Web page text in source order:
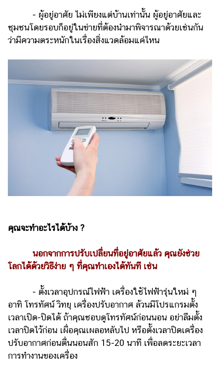
- ผู้อยู่อาศัย ไม่เพียงแต่บ้านเท่านั้น ผู้อยู่อาศัยและ
ชุมชนโดยรอบก็อยู่ในข่ายที่ต้องนำมาพิจารณาด้วยเช่นกัน
ว่ามีความตระหนักในเรื่องสิ่งแวดล้อมแค่ไหน
คุณจะทำอะไรได้บ้าง ?
นอกจากการปรับเปลี่ยนที่อยู่อาศัยแล้ว คุณยังช่วย
โลกได้ด้วยวิธีง่าย ๆ ที่คุณทำเองได้ทันที เช่น
- ตั้งเวลาอุปกรณ์ไฟฟ้า เครื่องใช้ไฟฟ้ารุ่นใหม่ ๆ
อาทิ โทรทัศน์ วิทยุ เครื่องปรับอากาศ ล้วนมีโปรแกรมตั้ง
เวลาเปิด-ปิดได้ ถ้าคุณชอบดูโทรทัศน์ก่อนนอน อย่าลืมตั้ง
เวลาปิดไว้ก่อน เผื่อคุณเผลอหลับไป หรือตั้งเวลาปิดเครื่อง
ปรับอากาศก่อนตื่นนอนสัก 15-20 นาที เพื่อลดระยะเวลา
การทำงานของเครื่อง